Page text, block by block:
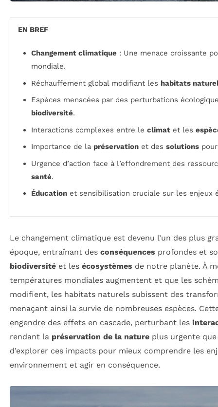
EN BREF
Changement climatique : Une menace croissante
mondiale.
Réchauffement global modifiant les habitats
Espèces menacées par des perturbations
biodiversité.
Interactions complexes entre le climat et les
Importance de la préservation et des solutions
Urgence d’action face à l’effondrement des
santé.
Éducation et sensibilisation cruciale sur les enjeux
Le changement climatique est devenu l’un des plus
époque, entraînant des conséquences profondes et
biodiversité et les écosystèmes de notre planète. À
températures mondiales augmentent et que les
modifient, les habitats naturels subissent des
menaçant ainsi la survie de nombreuses espèces.
engendre des effets en cascade, perturbant les
rendant la préservation de la nature plus urgente
d’explorer ces impacts pour mieux comprendre les
environnement et agir en conséquence.